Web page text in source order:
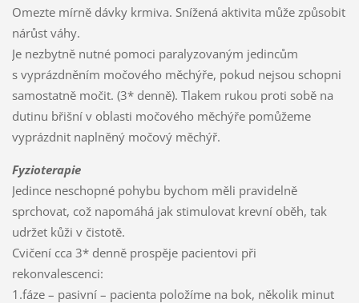
Omezte mírně dávky krmiva. Snížená aktivita může způsobit
nárůst váhy.
Je nezbytně nutné pomoci paralyzovaným jedincům
s vyprázdněním močového měchýře, pokud nejsou schopni
samostatně močit. (3* denně). Tlakem rukou proti sobě na
dutinu břišní v oblasti močového měchýře pomůžeme
vyprázdnit naplněný močový měchýř.
Fyzioterapie
Jedince neschopné pohybu bychom měli pravidelně
sprchovat, což napomáhá jak stimulovat krevní oběh, tak
udržet kůži v čistotě.
Cvičení cca 3* denně prospěje pacientovi při
rekonvalescenci:
1.fáze – pasivní – pacienta položíme na bok, několik minut